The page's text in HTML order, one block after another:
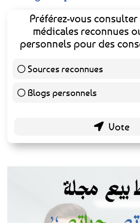
Préférez-vous
médicales reconnues
personnels pour des
Sources reconnues
Blogs personnels